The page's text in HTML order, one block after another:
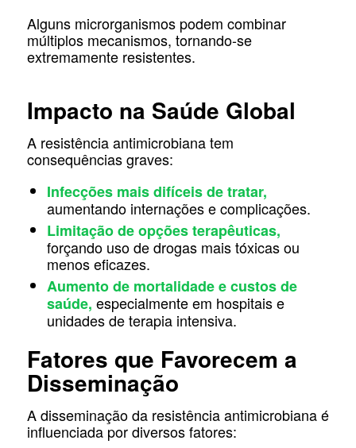
Alguns microrganismos podem combinar
múltiplos mecanismos, tornando-se
extremamente resistentes.
Impacto na Saúde Global
A resistência antimicrobiana tem
consequências graves:
Infecções mais difíceis de tratar,
aumentando internações e complicações.
Limitação de opções terapêuticas,
forçando uso de drogas mais tóxicas ou
menos eficazes.
Aumento de mortalidade e custos de
saúde, especialmente em hospitais e
unidades de terapia intensiva.
Fatores que Favorecem a
Disseminação
A disseminação da resistência antimicrobiana é
influenciada por diversos fatores: